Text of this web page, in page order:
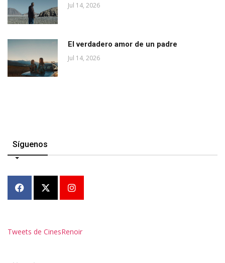
Jul 14, 2026
El verdadero amor de un padre
Jul 14, 2026
Síguenos
Tweets de CinesRenoir